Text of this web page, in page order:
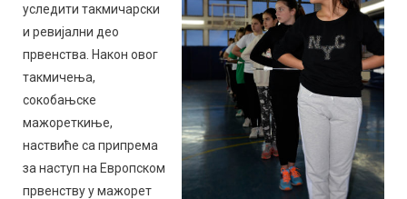
уследити такмичарски
и ревијални део
првенства. Након овог
такмичења,
сокобањске
мажореткиње,
наствиће са припрема
за наступ на Европском
првенству у мажорет